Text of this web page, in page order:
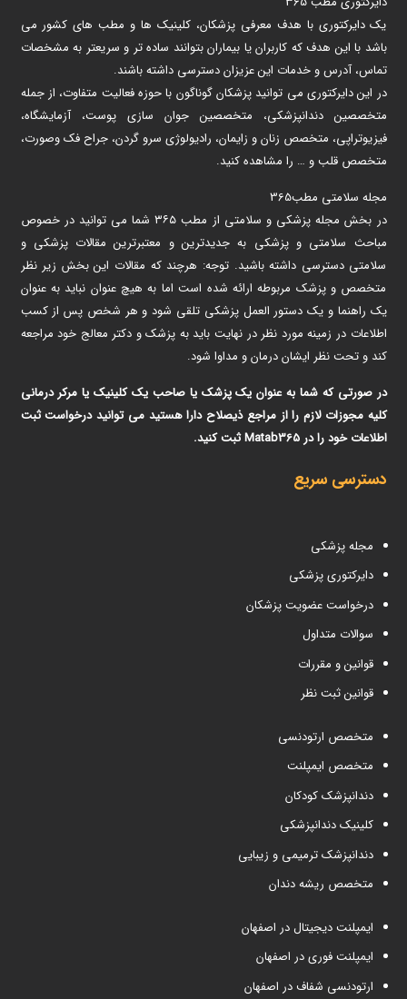
یک دایرکتوری با هدف معرفی پزشکان، کلینیک ها و مطب های کشور می
باشد با این هدف که کاربران یا بیماران بتوانند ساده تر و سریعتر به مشخصات
تماس، آدرس و خدمات این عزیزان دسترسی داشته باشند.
در این دایرکتوری می توانید پزشکان گوناگون با حوزه فعالیت متفاوت، از جمله
متخصصین دندانپزشکی، متخصصین جوان سازی پوست، آزمایشگاه،
فیزیوتراپی، متخصص زنان و زایمان، رادیولوژی سرو گردن، جراح فک وصورت،
متخصص قلب و … را مشاهده کنید.
مجله سلامتی مطب365
در بخش مجله پزشکی و سلامتی از مطب ۳۶۵ شما می توانید در خصوص
مباحث سلامتی و پزشکی به جدیدترین و معتبرترین مقالات پزشکی و
سلامتی دسترسی داشته باشید. توجه: هرچند که مقالات این بخش زیر نظر
متخصص و پزشک مربوطه ارائه شده است اما به هیچ عنوان نباید به عنوان
یک راهنما و یک دستور العمل پزشکی تلقی شود و هر شخص پس از کسب
اطلاعات در زمینه مورد نظر در نهایت باید به پزشک و دکتر معالج خود مراجعه
کند و تحت نظر ایشان درمان و مداوا شود.
در صورتی که شما به عنوان یک پزشک یا صاحب یک کلینیک یا مرکر درمانی
کلیه مجوزات لازم را از مراجع ذیصلاح دارا هستید می توانید درخواست ثبت
اطلاعات خود را در Matab365 ثبت کنید.
دسترسی سریع
مجله پزشکی
دایرکتوری پزشکی
درخواست عضویت پزشکان
سوالات متداول
قوانین و مقررات
قوانین ثبت نظر
متخصص ارتودنسی
متخصص ایمپلنت
دندانپزشک کودکان
کلینیک دندانپزشکی
دندانپزشک ترمیمی و زیبایی
متخصص ریشه دندان
ایمپلنت دیجیتال در اصفهان
ایمپلنت فوری در اصفهان
ارتودنسی شفاف در اصفهان